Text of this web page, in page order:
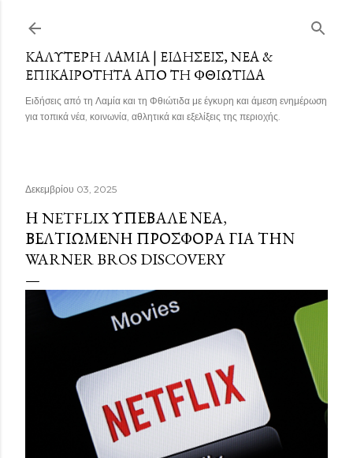
ΚΑΛΎΤΕΡΗ ΛΑΜΊΑ | ΕΙΔΉΣΕΙΣ, ΝΈΑ &
ΕΠΙΚΑΙΡΌΤΗΤΑ ΑΠΌ ΤΗ ΦΘΙΏΤΙΔΑ
Ειδήσεις από τη Λαμία και τη Φθιώτιδα με έγκυρη και άμεση ενημέρωση
για τοπικά νέα, κοινωνία, αθλητικά και εξελίξεις της περιοχής.
Δεκεμβρίου 03, 2025
Η NETFLIX ΥΠΈΒΑΛΕ ΝΈΑ,
ΒΕΛΤΙΩΜΈΝΗ ΠΡΟΣΦΟΡΆ ΓΙΑ ΤΗΝ
WARNER BROS DISCOVERY